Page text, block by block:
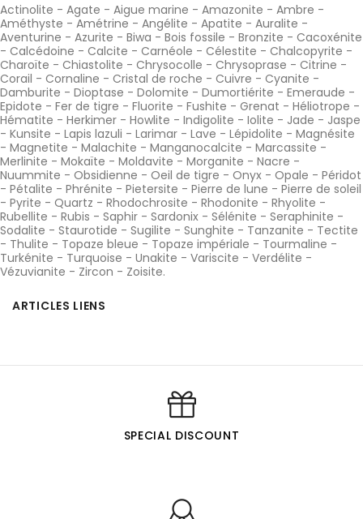
Actinolite - Agate - Aigue marine - Amazonite - Ambre -
Améthyste - Amétrine - Angélite - Apatite - Auralite -
Aventurine - Azurite - Biwa - Bois fossile - Bronzite - Cacoxénite
- Calcédoine - Calcite - Carnéole - Célestite - Chalcopyrite -
Charoïte - Chiastolite - Chrysocolle - Chrysoprase - Citrine -
Corail - Cornaline - Cristal de roche - Cuivre - Cyanite -
Damburite - Dioptase - Dolomite - Dumortiérite - Emeraude -
Epidote - Fer de tigre - Fluorite - Fushite - Grenat - Héliotrope -
Hématite - Herkimer - Howlite - Indigolite - Iolite - Jade - Jaspe
- Kunsite - Lapis lazuli - Larimar - Lave - Lépidolite - Magnésite
- Magnetite - Malachite - Manganocalcite - Marcassite -
Merlinite - Mokaïte - Moldavite - Morganite - Nacre -
Nuummite - Obsidienne - Oeil de tigre - Onyx - Opale - Péridot
- Pétalite - Phrénite - Pietersite - Pierre de lune - Pierre de soleil
- Pyrite - Quartz - Rhodochrosite - Rhodonite - Rhyolite -
Rubellite - Rubis - Saphir - Sardonix - Sélénite - Seraphinite -
Sodalite - Staurotide - Sugilite - Sunghite - Tanzanite - Tectite
- Thulite - Topaze bleue - Topaze impériale - Tourmaline -
Turkénite - Turquoise - Unakite - Variscite - Verdélite -
Vézuvianite - Zircon - Zoisite.
ARTICLES LIENS
SPECIAL DISCOUNT